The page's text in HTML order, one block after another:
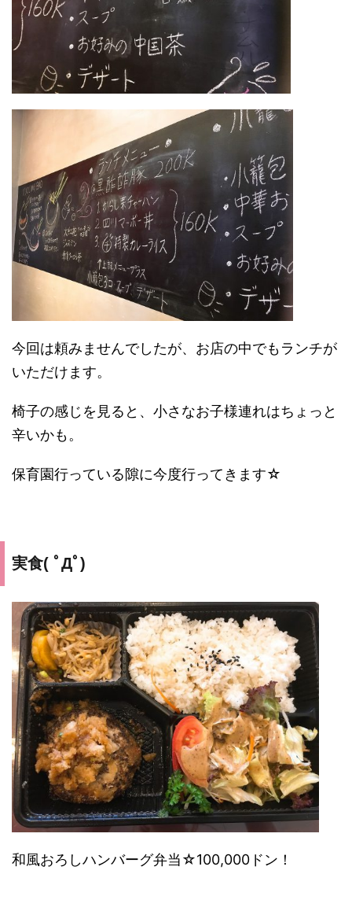
今回は頼みませんでしたが、お店の中でもランチが
いただけます。
椅子の感じを見ると、小さなお子様連れはちょっと
辛いかも。
保育園行っている隙に今度行ってきます☆
実食( ﾟДﾟ)
和風おろしハンバーグ弁当☆100,000ドン！